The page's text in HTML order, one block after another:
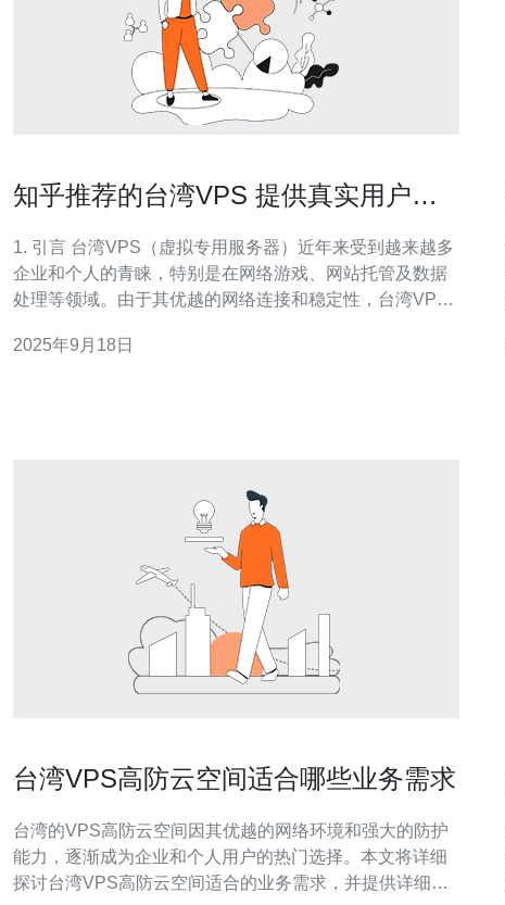
知乎推荐的台湾VPS 提供真实用户反
1. 引言 台湾VPS（虚拟专用服务器）近年来受到越来越多
企业和个人的青睐，特别是在网络游戏、网站托管及数据
处理等领域。由于其优越的网络连接和稳定性，台湾VPS
VPS，提供真实用户反馈与建议，帮助您更好地选择合适
2025年9月18日
台湾VPS高防云空间适合哪些业务需求
台湾的VPS高防云空间因其优越的网络环境和强大的防护
能力，逐渐成为企业和个人用户的热门选择。本文将详细
探讨台湾VPS高防云空间适合的业务需求，并提供详细的